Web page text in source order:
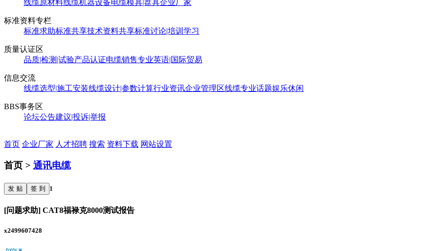
线缆原材料线缆机器设备电缆模具|盘具企业厂家
标准资料专栏
标准求助标准共享技术资料共享标准讨论|培训学习
质量认证区
品质|检测|试验产品认证电缆销售专业英语|国际贸易
信息交流
线缆选型|施工安装线缆设计|参数计算行业资讯企业管理区线缆专业话题娱乐休闲
BBS事务区
论坛公告建议|投诉|举报
首页 企业厂家 人才招聘 搜索 资料下载 网站设置
首页 > 通讯电缆
发 贴 签 到 1
[问题求助] CAT8福禄克8000测试报告
x2499607428